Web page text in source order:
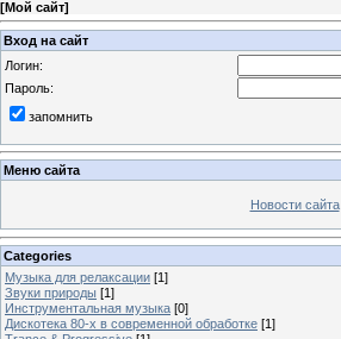
[Мой сайт]
Вход на сайт
Логин:
Пароль:
запомнить
Меню сайта
Новости сайта
Categories
Музыка для релаксации [1]
Звуки природы [1]
Инструментальная музыка [0]
Дискотека 80-х в современной обработке [1]